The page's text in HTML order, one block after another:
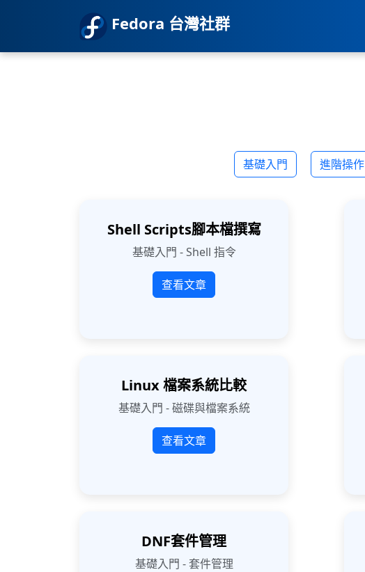
Fedora 台灣社群
基礎入門 進階操作
Shell Scripts腳本檔撰寫
基礎入門 - Shell 指令
查看文章
Linux 檔案系統比較
基礎入門 - 磁碟與檔案系統
查看文章
DNF套件管理
基礎入門 - 套件管理